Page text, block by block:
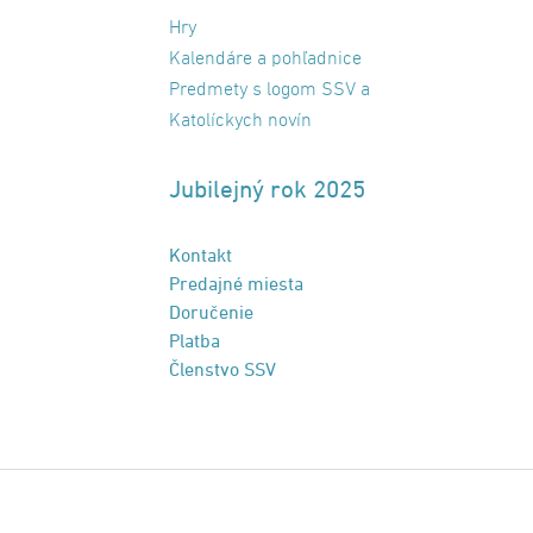
Hry
Kalendáre a pohľadnice
Predmety s logom SSV a
Katolíckych novín
Jubilejný rok 2025
Kontakt
Predajné miesta
Doručenie
Platba
Členstvo SSV